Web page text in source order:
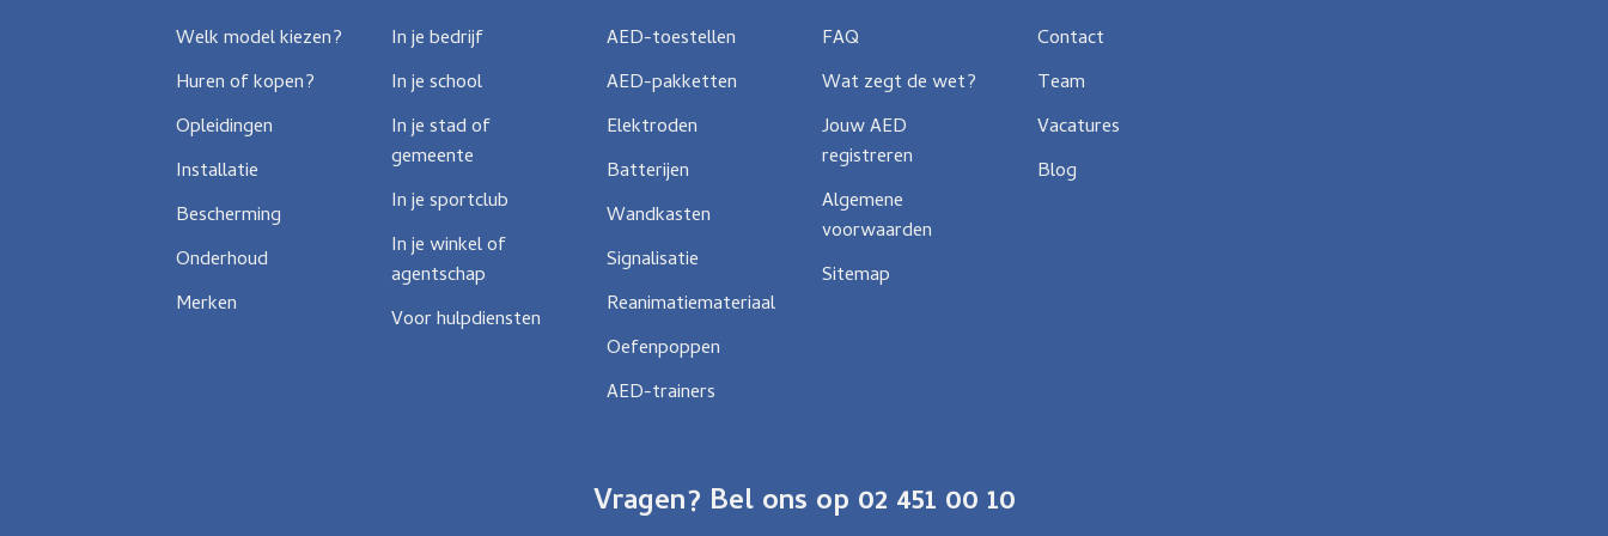
Welk model kiezen?
Huren of kopen?
Opleidingen
Installatie
Bescherming
Onderhoud
Merken
In je bedrijf
In je school
In je stad of
gemeente
In je sportclub
In je winkel of
agentschap
Voor hulpdiensten
AED-toestellen
AED-pakketten
Elektroden
Batterijen
Wandkasten
Signalisatie
Reanimatiemateriaal
Oefenpoppen
AED-trainers
FAQ
Wat zegt de wet?
Jouw AED
registreren
Algemene
voorwaarden
Sitemap
Contact
Team
Vacatures
Blog
Vragen? Bel ons op 02 451 00 10